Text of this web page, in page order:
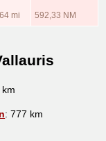
mi 592,33 NM
: 777 km